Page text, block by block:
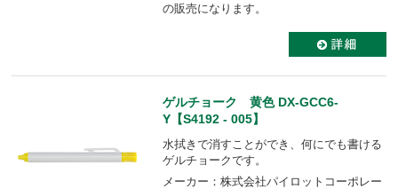
の販売になります。
ゲルチョーク 黄色 DX-GCC6-
Y【S4192 - 005】
水拭きで消すことができ、何にでも書ける
ゲルチョークです。
メーカー：株式会社パイロットコーポレー